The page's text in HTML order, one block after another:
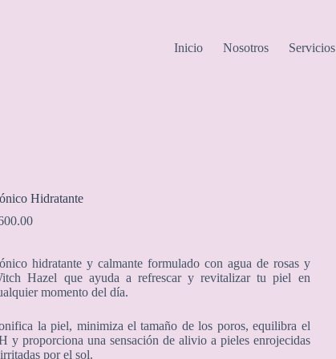
Inicio
Nosotros Servicios
Hidratante
hidratante y calmante formulado con agua de rosas y
Hazel que ayuda a refrescar y revitalizar tu piel en
momento del día.
la piel, minimiza el tamaño de los poros, equilibra el
y proporciona una sensación de alivio a pieles enrojecidas
por el sol.